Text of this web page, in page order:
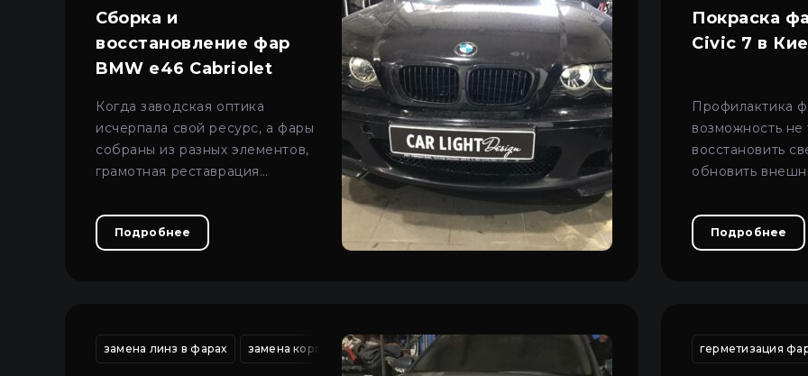
Сборка и
восстановление фар
BMW e46 Cabriolet
Когда заводская оптика
исчерпала свой ресурс, а фары
собраны из разных элементов,
грамотная реставрация
полноценный, правильный свет
и обновленный вид.
Подробнее
Покраска
Civic 7 в
Профилактика
возможность не
восстановить
обновить
и аккуратной.
Подробнее
замена линз в фарах замена корпуса фары регулировка ксеноновых фар ремонт автомобильной оптики
герметизация